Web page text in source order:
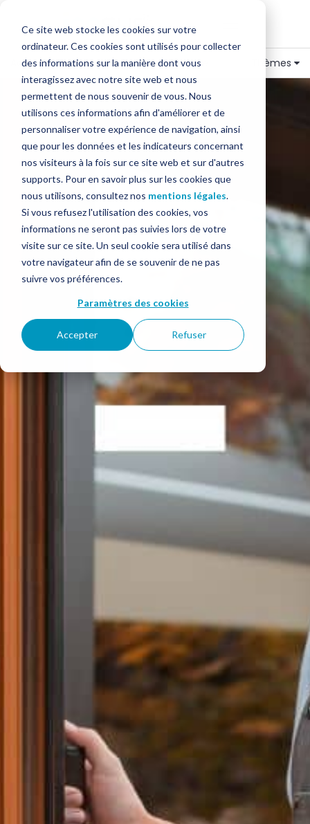
Ce site web stocke les cookies sur votre
ordinateur. Ces cookies sont utilisés pour collecter
des informations sur la manière dont vous
interagissez avec notre site web et nous
permettent de nous souvenir de vous. Nous
utilisons ces informations afin d'améliorer et de
personnaliser votre expérience de navigation, ainsi
que pour les données et les indicateurs concernant
nos visiteurs à la fois sur ce site web et sur d'autres
supports. Pour en savoir plus sur les cookies que
nous utilisons, consultez nos mentions légales.
Si vous refusez l'utilisation des cookies, vos
informations ne seront pas suivies lors de votre
visite sur ce site. Un seul cookie sera utilisé dans
votre navigateur afin de se souvenir de ne pas
suivre vos préférences.
Paramètres des cookies
Accepter Refuser
Accueil»Blog»Ouverture de commerce Thèmes